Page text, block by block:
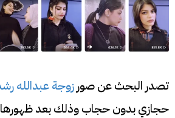
تصدر البحث عن صور زوجة عبدالله
حجازي بدون حجاب وذلك بعد ظهورها